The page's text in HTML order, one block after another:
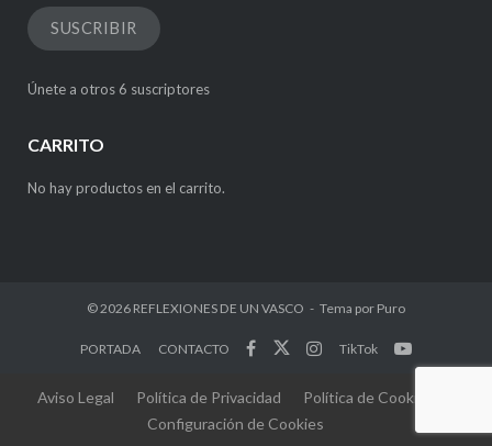
correo
electrónico
SUSCRIBIR
Únete a otros 6 suscriptores
CARRITO
No hay productos en el carrito.
© 2026 REFLEXIONES DE UN VASCO Tema por Puro
PORTADA CONTACTO TikTok
Aviso Legal Política de Privacidad
Política de Cookies
Configuración de Cookies